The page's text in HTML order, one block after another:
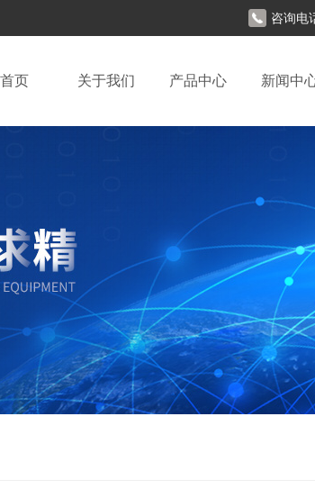
咨询电
首页 关于我们 产品中心 新闻中